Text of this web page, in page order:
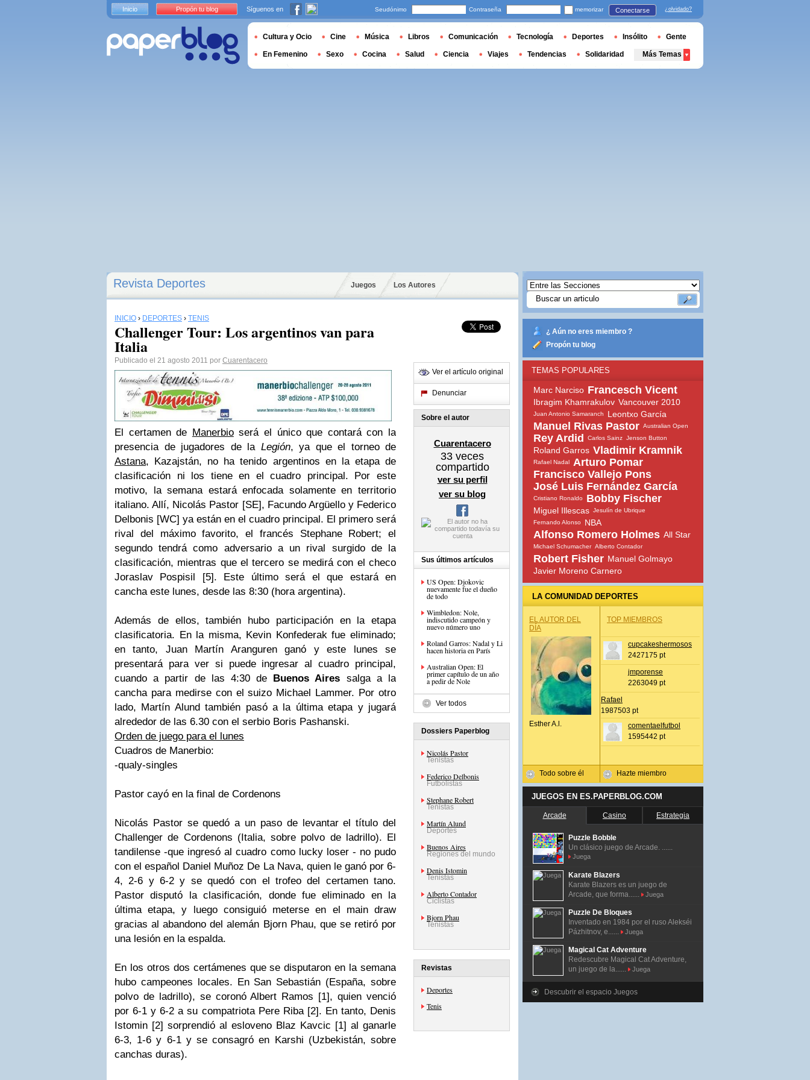
Revista Deportes Juegos Los Autores
INICIO › DEPORTES › TENIS
Challenger Tour: Los argentinos van para
Italia
Publicado el 21 agosto 2011 por Cuarentacero
El certamen de Manerbioserá el único que contará con la
presencia de jugadores de la Legión, ya que el torneo de
Astana, Kazajstán, no ha tenido argentinos en la etapa de
clasificación ni los tiene en el cuadro principal. Por este
motivo, la semana estará enfocada solamente en territorio
italiano. Allí, Nicolás Pastor [SE], Facundo Argüelloy Federico
Delbonis [WC] ya están en el cuadro principal. El primero será
rival del máximo favorito, el francés Stephane Robert; el
segundo tendrá como adversario a un rival surgido de la
clasificación, mientras que el tercero se medirá con el checo
Joraslav
Pospisil [5]. Este último será el que estará en
cancha este lunes, desde las 8:30 (hora argentina).
Además de ellos, también hubo participaciónen la etapa
clasificatoria. En la misma, Kevin Konfederakfue eliminado;
en tanto, Juan Martín Arangurenganó y este lunes se
presentará para ver si puede ingresar al cuadro principal,
cuando a partir de las 4:30 de Buenos Aires salga a la
cancha para medirse con el suizo Michael Lammer. Por otro
lado, Martín Alundtambién pasó a la última etapa y jugará
alrededor de las 6.30 con el serbio Boris Pashanski.
Orden de juego para el lunes
Cuadros de Manerbio:
-qualy-singles
Pastor cayó en la final de Cordenons
Nicolás Pastor se quedó a un paso de levantar el título del
Challenger de Cordenons (Italia, sobre polvo de ladrillo). El
tandilense -que ingresó al cuadro como lucky loser- no pudo
con el español Daniel Muñoz De La Nava, quien le ganó por 6-
4, 2-6 y 6-2 y se quedó con el trofeo del certamen tano.
Pastor disputó laclasificación, donde fue eliminado en la
última etapa, y luego consiguió meterse en el main draw
gracias al abandono del alemán Bjorn Phau, que se retiró por
una lesión en la espalda.
En los otros dos certámenes que se disputaron en la semana
hubo campeones locales. En San Sebastián (España, sobre
polvo de ladrillo), se coronóAlbert Ramos [1], quien venció
por 6-1 y 6-2 a su compatriota Pere Riba[2]. En tanto, Denis
Istomin [2] sorprendió al esloveno Blaz Kavcic [1] al ganarle
6-3, 1-6 y 6-1 y se consagró en Karshi (Uzbekistán, sobre
canchas duras).
Ver el artículo original
Denunciar
Sobre el autor
Cuarentacero
33 veces
compartido
ver su perfil
ver su blog
Sus últimos artículos
US Open: Djokovic
nuevamente fue el dueño
de todo
Wimbledon: Nole,
indiscutido campeón y
nuevo número uno
Roland Garros: Nadal y Li
hacen historia en París
Australian Open: El
primer capítulo de un año
a pedir de Nole
Ver todos
Dossiers Paperblog
Nicolás Pastor
Tenistas
Federico Delbonis
Futbolistas
Stephane Robert
Tenistas
Martín Alund
Deportes
Buenos Aires
Regiones del mundo
Denis Istomin
Tenistas
Alberto Contador
Ciclistas
Bjorn Phau
Tenistas
Revistas
Deportes
Tenis
¿ Aún no eres miembro ?
Propón tu blog
TEMAS POPULARES
Marc Narciso Francesch Vicent
Ibragim Khamrakulov Vancouver 2010
Juan Antonio Samaranch Leontxo García
Manuel Rivas Pastor Australian Open
Rey Ardid Carlos Sainz Jenson Button
Roland Garros Vladimir Kramnik
Rafael Nadal Arturo Pomar
Francisco Vallejo Pons
José Luis Fernández García
Cristiano Ronaldo Bobby Fischer
Miguel Illescas Jesulín de Ubrique
Fernando Alonso
NBA
Alfonso Romero Holmes All Star
Michael Schumacher Alberto Contador
Robert Fisher Manuel Golmayo
Javier Moreno Carnero
LA COMUNIDAD DEPORTES
EL AUTOR DEL
DÍA
Esther A.l.
Todo sobre él
TOP MIEMBROS
cupcakeshermosos
2427175 pt
jmporense
2263049 pt
Rafael
1987503 pt
comentaelfutbol
1595442 pt
Hazte miembro
JUEGOS EN ES.PAPERBLOG.COM
Arcade Casino Estrategia
Puzzle Bobble
Un clásico juego de Arcade. ......
Juega
Karate Blazers
Karate Blazers es un juego de
Arcade, que forma......
Juega
Puzzle De Bloques
Inventado en 1984 por el ruso Alekséi
Pázhitnov, e......
Juega
Magical Cat Adventure
Redescubre Magical Cat Adventure,
un juego de la......
Juega
Descubrir el espacio Juegos
Inicio Propón tu blog Síguenos en Seudónimo Contraseña memorizar Conectarse ¿olvidado?
Cultura y Ocio Cine Música Libros Comunicación Tecnología Deportes Insólito Gente
En Femenino Sexo Cocina Salud Ciencia Viajes Tendencias Solidaridad Más Temas